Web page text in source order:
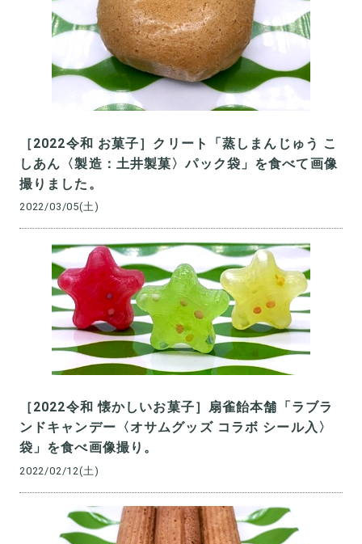
［2022令和 お菓子］クリート「蒸しまんじゅう こ
しあん〈製造：土井製菓〉パック袋」を食べて画像
撮りました。
2022/03/05(土)
［2022令和 懐かしいお菓子］扇雀飴本舗「ラブラ
ンドキャンデー〈オサムグッズ コラボ シール入〉
袋」を食べ画像撮り。
2022/02/12(土)